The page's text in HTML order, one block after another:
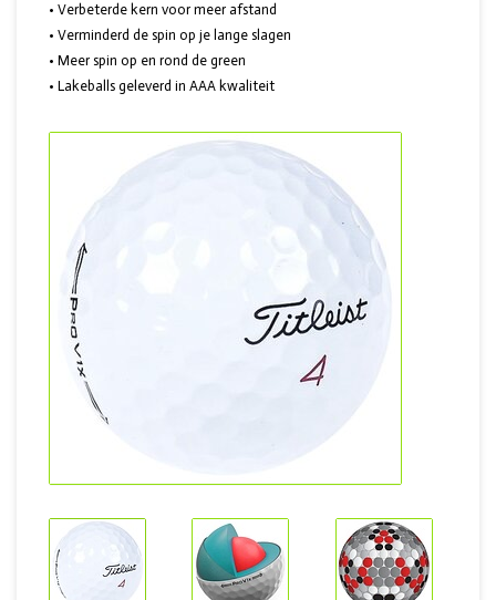
• Verbeterde kern voor meer afstand
• Verminderd de spin op je lange slagen
• Meer spin op en rond de green
• Lakeballs geleverd in AAA kwaliteit